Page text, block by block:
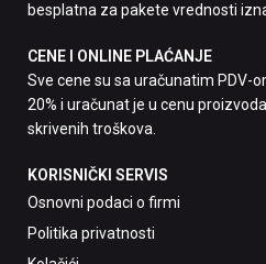
besplatna za pakete vrednosti
CENE I ONLINE PLAĆANJE
Sve cene su sa uračunatim PDV-
20% i uračunat je u cenu
skrivenih troškova.
KORISNIČKI SERVIS
Osnovni podaci o firmi
Politika privatnosti